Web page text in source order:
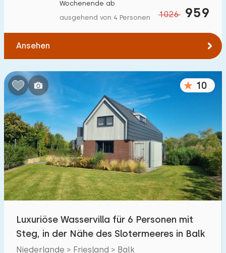
1026 959
Wochenende ab
ausgehend von 4 Personen
Ansehen
10
Luxuriöse Wasservilla für 6 Personen mit
Steg, in der Nähe des Slotermeeres in Balk
Niederlande > Friesland > Balk